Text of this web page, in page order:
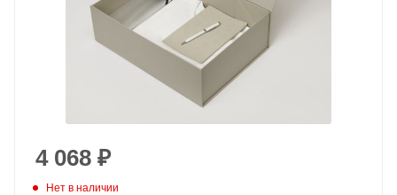
4 068 ₽
Нет в наличии